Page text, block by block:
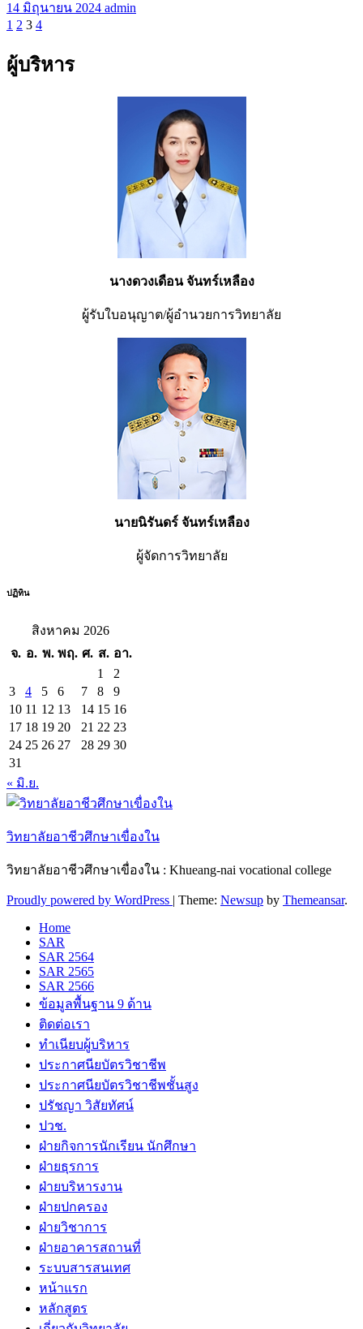
14 มิถุนายน 2024 admin
Posts
pagination
1 2 3 4
ผู้บริหาร
นางดวงเดือน จันทร์เหลือง
ผู้รับใบอนุญาต/ผู้อำนวยการวิทยาลัย
นายนิรันดร์ จันทร์เหลือง
ผู้จัดการวิทยาลัย
ปฏิทิน
สิงหาคม 2026
จ. อ. พ. พฤ. ศ. ส. อา.
1
2
3
4 5 6 7 8
9
10 11 12 13 14 15 16
17 18 19 20 21 22 23
24 25 26 27 28 29 30
31
« มิ.ย.
วิทยาลัยอาชีวศึกษาเขื่องใน
วิทยาลัยอาชีวศึกษาเขื่องใน : Khueang-nai vocational college
Proudly powered by WordPress | Theme: Newsup by Themeansar.
Home
SAR
SAR 2564
SAR 2565
SAR 2566
ข้อมูลพื้นฐาน 9 ด้าน
ติดต่อเรา
ทำเนียบผู้บริหาร
ประกาศนียบัตรวิชาชีพ
ประกาศนียบัตรวิชาชีพชั้นสูง
ปรัชญา วิสัยทัศน์
ปวช.
ฝ่ายกิจการนักเรียน นักศึกษา
ฝ่ายธุรการ
ฝ่ายบริหารงาน
ฝ่ายปกครอง
ฝ่ายวิชาการ
ฝ่ายอาคารสถานที่
ระบบสารสนเทศ
หน้าแรก
หลักสูตร